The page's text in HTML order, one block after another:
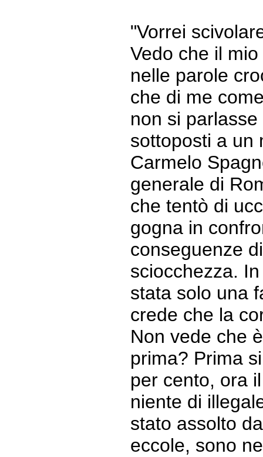
"Vorrei
Vedo che il
nelle parole
che di me
non si
sottoposti a un
Carmelo
generale di
che tentò di
gogna in
conseguenze
sciocchezza.
stata solo una
crede che la
Non vede che
prima? Prima
per cento, ora
niente di
stato assolto
eccole, sono